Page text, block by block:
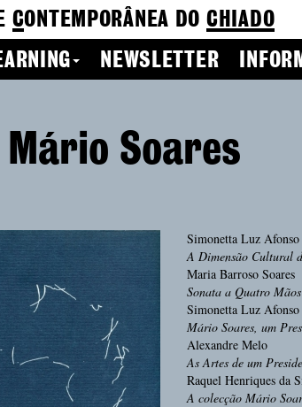
CONTEMPORÂNEA DO CHIADO
NEWSLETTER
Mário Soares
Simonetta Luz Afonso
A Dimensão Cultural
Maria Barroso Soares
Sonata a Quatro
Simonetta Luz
Mário Soares, um
Alexandre Melo
As Artes de um
Raquel Henriques da
A colecção Mário